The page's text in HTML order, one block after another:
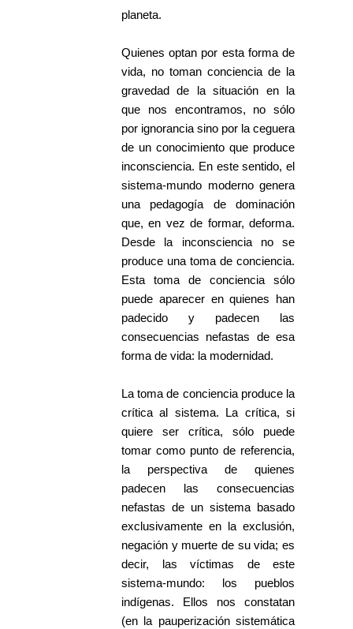
planeta.
Quienes optan por esta forma de
vida, no toman conciencia de la
gravedad de la situación en la
que nos encontramos, no sólo
por ignorancia sino por la ceguera
de un conocimiento que produce
inconsciencia. En este sentido, el
sistema-mundo moderno genera
una pedagogía de dominación
que, en vez de formar, deforma.
Desde la inconsciencia no se
produce una toma de conciencia.
Esta toma de conciencia sólo
puede aparecer en quienes han
padecido y padecen las
consecuencias nefastas de esa
forma de vida: la modernidad.
La toma de conciencia produce la
crítica al sistema. La crítica, si
quiere ser crítica, sólo puede
tomar como punto de referencia,
la perspectiva de quienes
padecen las consecuencias
nefastas de un sistema basado
exclusivamente en la exclusión,
negación y muerte de su vida; es
decir, las víctimas de este
sistema-mundo: los pueblos
indígenas. Ellos nos constatan
(en la pauperización sistemática